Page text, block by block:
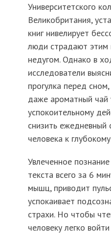
Университетского
Великобритания,
книг нивелирует
люди страдают этим
недугом. Однако в
исследователи
прогулка перед
даже ароматный чай
успокоительному
снизить ежедневный
человека к
Увлеченное
текста всего за 6
мышц, приводит
успокаивает
страхи. Но чтобы
человеку легко